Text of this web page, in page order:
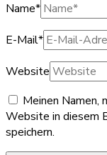
Name*
E-Mail*
Website
Meinen Namen,
Website in diesem
speichern.